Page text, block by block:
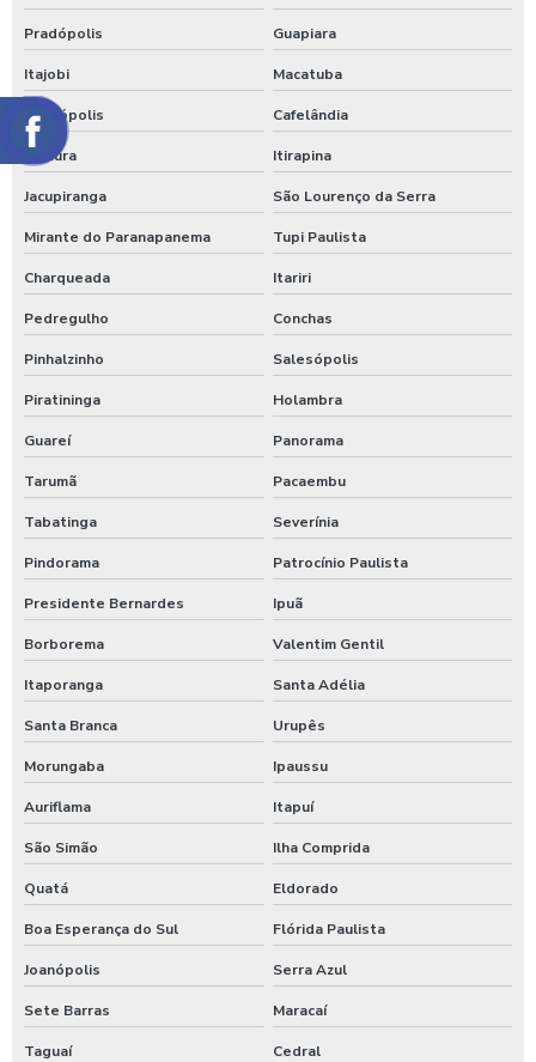
Pradópolis Guapiara
Itajobi Macatuba
Altinópolis Cafelândia
Fartura Itirapina
Jacupiranga São Lourenço da Serra
Mirante do Paranapanema Tupi Paulista
Charqueada Itariri
Pedregulho Conchas
Pinhalzinho Salesópolis
Piratininga Holambra
Guareí Panorama
Tarumã Pacaembu
Tabatinga Severínia
Pindorama Patrocínio Paulista
Presidente Bernardes Ipuã
Borborema Valentim Gentil
Itaporanga Santa Adélia
Santa Branca Urupês
Morungaba Ipaussu
Auriflama Itapuí
São Simão Ilha Comprida
Quatá Eldorado
Boa Esperança do Sul Flórida Paulista
Joanópolis Serra Azul
Sete Barras Maracaí
Taguaí Cedral